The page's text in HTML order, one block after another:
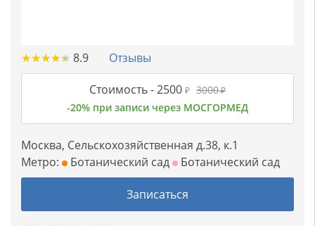
★★★★★
★★★★★ 8.9 Отзывы
Стоимость -2500 ₽ 3000₽
-20% при записи через МОСГОРМЕД
Москва, Сельскохозяйственная д.38, к.1
Метро:
Ботанический сад Ботанический сад
Записаться